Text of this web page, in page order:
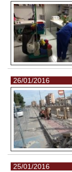
26/01/2016
25/01/2016